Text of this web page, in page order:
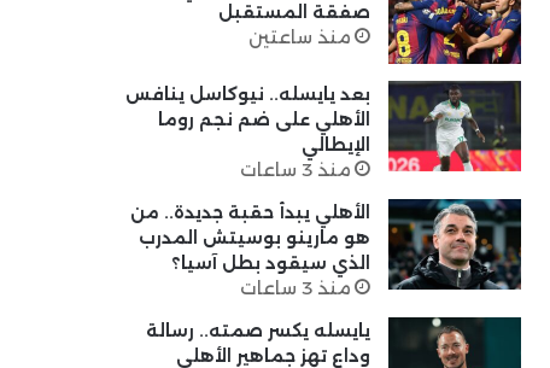
صفقة المستقبل
منذ ساعتين
بعد يايسله.. نيوكاسل ينافس
الأهلي على ضم نجم روما
الإيطالي
منذ 3 ساعات
الأهلي يبدأ حقبة جديدة.. من
هو مارينو بوسيتش المدرب
الذي سيقود بطل آسيا؟
منذ 3 ساعات
يايسله يكسر صمته.. رسالة
وداع تهز جماهير الأهلي